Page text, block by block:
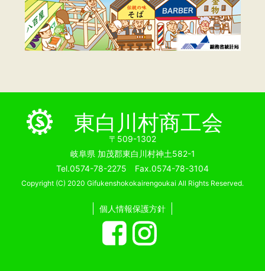
東白川村商工会
〒509-1302
岐阜県 加茂郡東白川村神土582-1
Tel.0574-78-2275 Fax.0574-78-3104
Copyright (C) 2020 Gifukenshokokairengoukai All Rights Reserved.
個人情報保護方針